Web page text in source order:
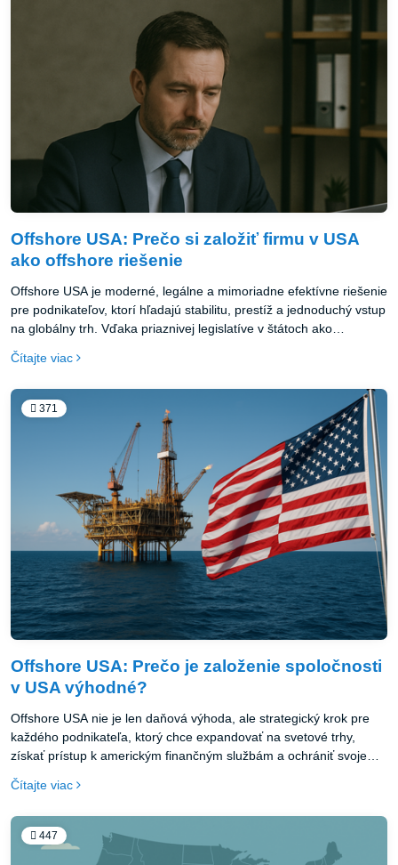
Offshore USA: Prečo si založiť firmu v USA
ako offshore riešenie
Offshore USA je moderné, legálne a mimoriadne efektívne riešenie
pre podnikateľov, ktorí hľadajú stabilitu, prestíž a jednoduchý vstup
na globálny trh. Vďaka priaznivej legislatíve v štátoch ako
spravovať ju odkiaľkoľvek na svete a využívať všetky výhody
Čítajte viac
371
Offshore USA: Prečo je založenie spoločnosti
v USA výhodné?
Offshore USA nie je len daňová výhoda, ale strategický krok pre
každého podnikateľa, ktorý chce expandovať na svetové trhy,
získať prístup k americkým finančným službám a ochrániť svoje
aktíva. Vďaka jednoduchému zakladaciemu procesu, flexibilite a
prestíži americkej jurisdikcie je tento krok čoraz populárnejší.
Čítajte viac
447